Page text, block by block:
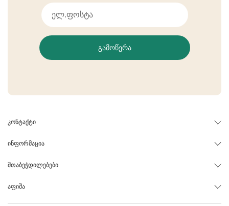
ᲒᲐᲛᲝᲬᲔᲠᲐ
ᲙᲝᲜᲢᲐᲥᲢᲘ
ᲘᲜᲤᲝᲠᲛᲐᲪᲘᲐ
ᲨᲗᲐᲑᲔᲭᲓᲘᲚᲔᲑᲔᲑᲘ
ᲐᲤᲘᲨᲐ